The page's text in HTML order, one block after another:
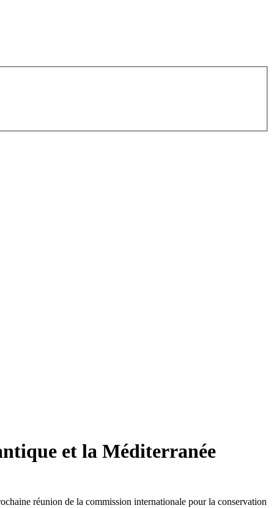
et la Méditerranée
réunion de la commission internationale pour la conservation